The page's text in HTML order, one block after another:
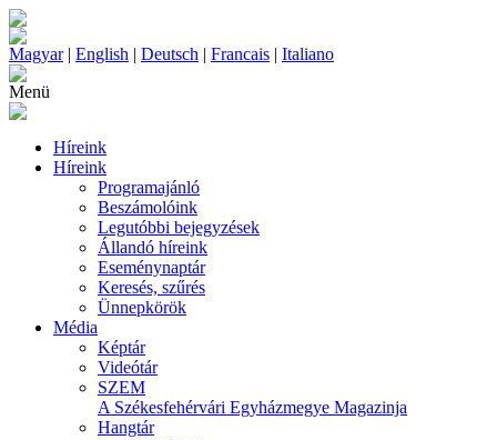
Magyar| English | Deutsch | Francais | Italiano
Menü
Híreink
Híreink
Programajánló
Beszámolóink
Legutóbbi bejegyzések
Állandó híreink
Eseménynaptár
Keresés, szűrés
Ünnepkörök
Média
Képtár
Videótár
SZEM
A Székesfehérvári Egyházmegye Magazinja
Hangtár